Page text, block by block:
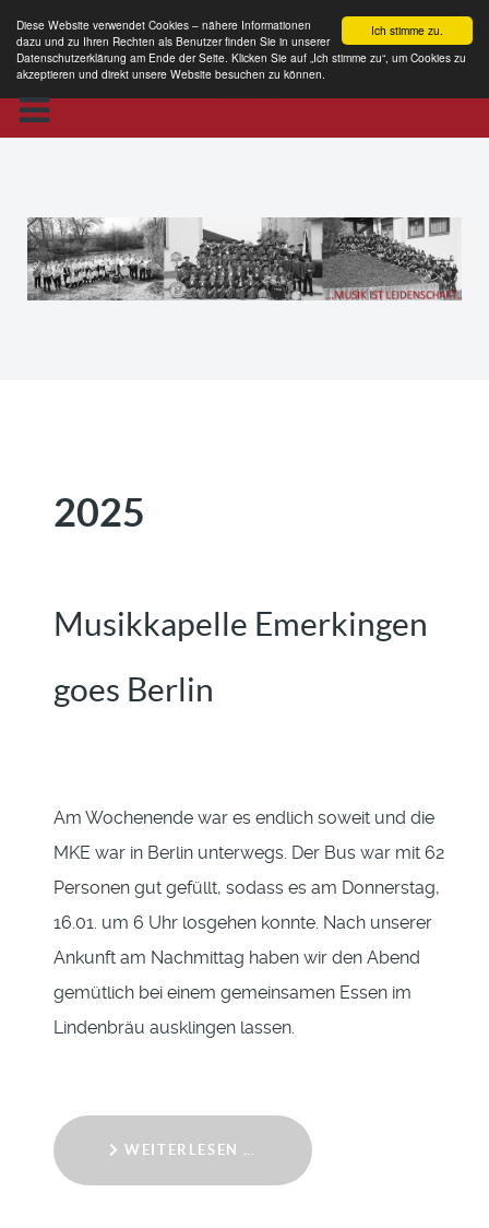
Ich stimme zu.
Diese Website verwendet Cookies – nähere Informationen
dazu und zu Ihren Rechten als Benutzer finden Sie in unserer
Datenschutzerklärung am Ende der Seite. Klicken Sie auf „Ich stimme zu“, um Cookies zu
akzeptieren und direkt unsere Website besuchen zu können.
MKE
2025
Musikkapelle Emerkingen
goes Berlin
Am Wochenende war es endlich soweit und die
MKE war in Berlin unterwegs. Der Bus war mit 62
Personen gut gefüllt, sodass es am Donnerstag,
16.01. um 6 Uhr losgehen konnte. Nach unserer
Ankunft am Nachmittag haben wir den Abend
gemütlich bei einem gemeinsamen Essen im
Lindenbräu ausklingen lassen.
WEITERLESEN …